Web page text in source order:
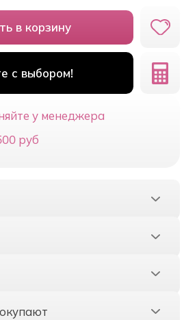
в корзину
с выбором!
у менеджера
руб